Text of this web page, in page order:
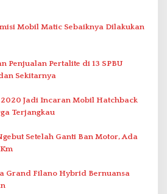
Mobil Matic Sebaiknya Dilakukan
Penjualan Pertalite di 13 SPBU
Sekitarnya
Jadi Incaran Mobil Hatchback
Terjangkau
Setelah Ganti Ban Motor, Ada
Grand Filano Hybrid Bernuansa